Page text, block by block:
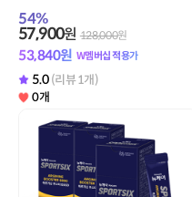
청포도맛 1박스 + 리바이탈 드링크 1
박스 + 적립금 3,000원 증정
54%
57,900원 128,000원
53,840원 W멤버십 적용가
5.0 (리뷰 1개)
0개